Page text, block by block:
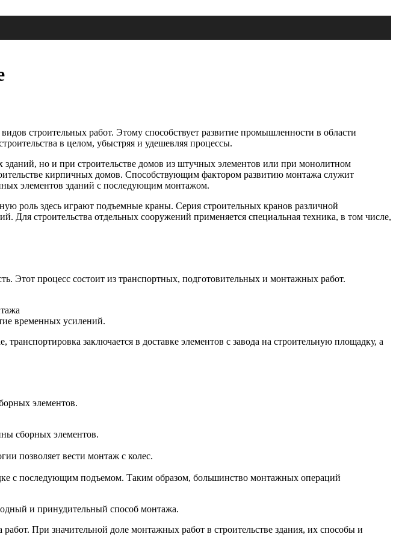
строительных работ. Этому способствует развитие промышленности в области
в целом, убыстряя и удешевляя процессы.
но и при строительстве домов из штучных элементов или при монолитном
кирпичных домов. Способствующим фактором развитию монтажа служит
элементов зданий с последующим монтажом.
роль здесь играют подъемные краны. Серия строительных кранов различной
Для строительства отдельных сооружений применяется специальная техника, в том числе,
Этот процесс состоит из транспортных, подготовительных и монтажных работ.
временных усилений.
заключается в доставке элементов с завода на строительную площадку, а
элементов.
сборных элементов.
позволяет вести монтаж с колес.
с последующим подъемом. Таким образом, большинство монтажных операций
и принудительный способ монтажа.
При значительной доле монтажных работ в строительстве здания, их способы и